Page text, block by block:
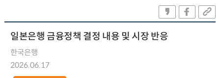
일본은행 금융정책 결정 내용 및 시장 반응
한국은행
2026.06.17